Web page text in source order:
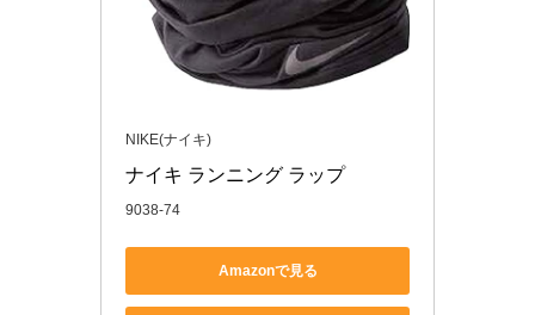
NIKE(ナイキ)
ナイキ ランニング ラップ
9038-74
Amazonで見る